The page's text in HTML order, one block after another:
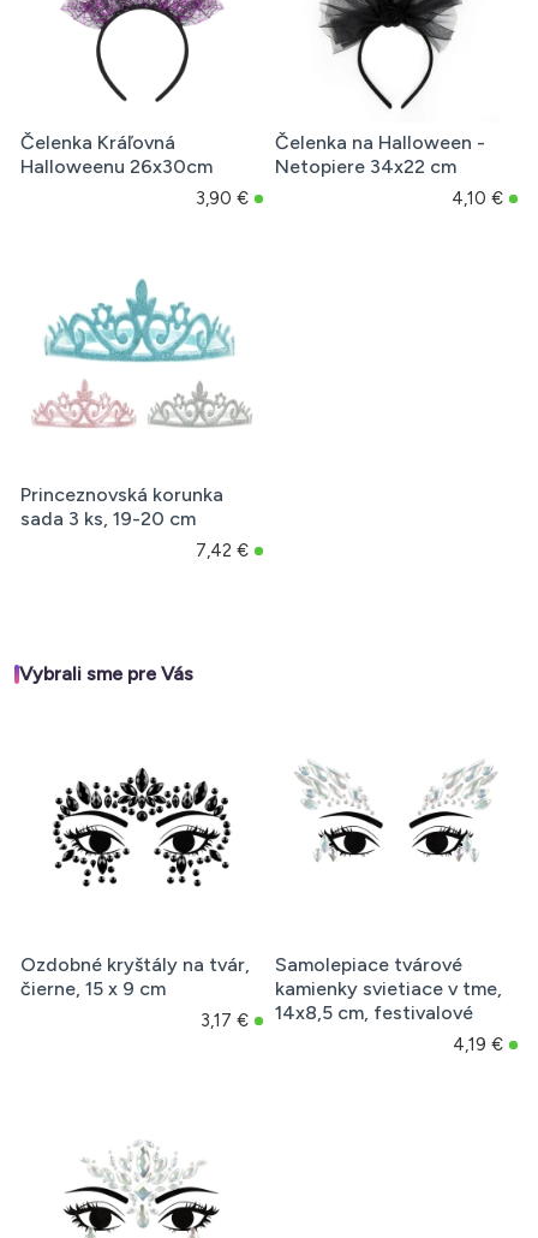
Čelenka Kráľovná
Halloweenu 26x30cm
3,90 €
Čelenka na Halloween -
Netopiere 34x22 cm
4,10 €
Princeznovská korunka
sada 3 ks, 19-20 cm
7,42 €
Vybrali sme pre Vás
Ozdobné kryštály na tvár,
čierne, 15 x 9 cm
3,17 €
Samolepiace tvárové
kamienky svietiace v tme,
14x8,5 cm, festivalové
4,19 €